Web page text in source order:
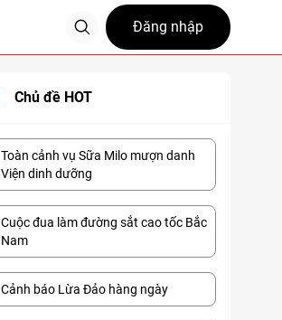
Đăng nhập
Chủ đề HOT
Toàn cảnh vụ Sữa Milo mượn danh
Viện dinh dưỡng
Cuộc đua làm đường sắt cao tốc Bắc
Nam
Cảnh báo Lừa Đảo hàng ngày